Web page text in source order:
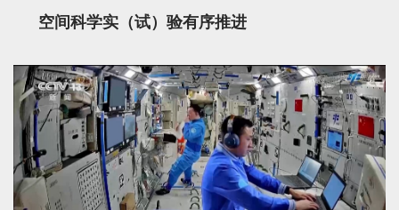
空间科学实（试）验有序推进